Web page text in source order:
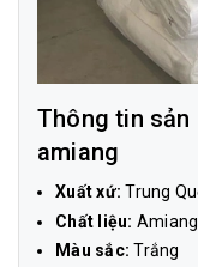
Thông tin sản
amiang
Xuất xứ: Trung
Chất liệu: Amiang
Màu sắc:Trắng